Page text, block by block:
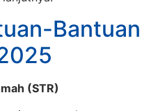
Bantuan
(STR)